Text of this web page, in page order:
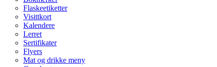
Flaskeetiketter
Visittkort
Kalendere
Lerret
Sertifikater
Flyers
Mat og drikke meny